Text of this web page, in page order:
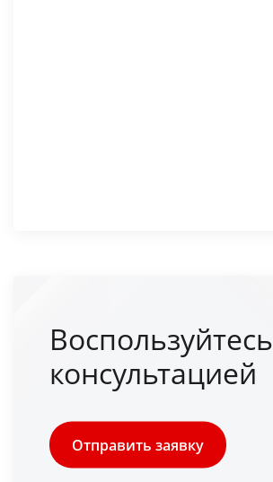
Воспользуйтесь
консультацией
Отправить заявку